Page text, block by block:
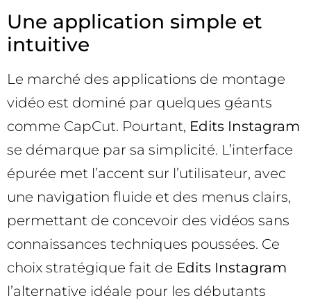
Une application simple et
intuitive
Le marché des applications de montage
vidéo est dominé par quelques géants
comme CapCut. Pourtant, Edits Instagram
se démarque par sa simplicité. L’interface
épurée met l’accent sur l’utilisateur, avec
une navigation fluide et des menus clairs,
permettant de concevoir des vidéos sans
connaissances techniques poussées. Ce
choix stratégique fait de Edits Instagram
l’alternative idéale pour les débutants